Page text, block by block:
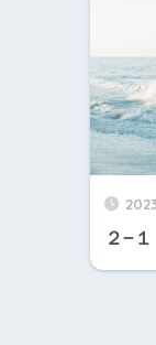
２−